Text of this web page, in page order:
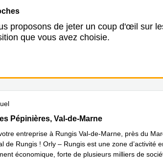
proposons de jeter un coup d'œil sur
que vous avez choisie.
Pépinières, Val-de-Marne
Pépinières, Val-de-Marne
entreprise à Rungis Val-de-Marne, près du
de Rungis ! Orly – Rungis est une zone d’activité
économique, forte de plusieurs milliers de